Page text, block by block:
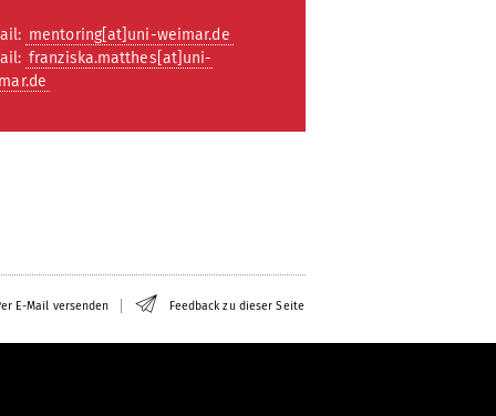
mentoring[at]uni-weimar.de
franziska.matthes[at]uni-
E-Mail versenden Feedback zu dieser Seite